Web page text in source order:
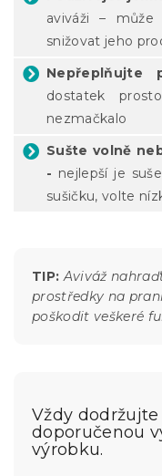
aviváži –
snižovat jeho
Nepřeplňujte
dostatek
nezmačkalo
Sušte volně
- nejlepší je
sušičku, volte
TIP: Aviváž
prostředky na
poškodit veškeré
Vždy
doporučenou
výrobku.